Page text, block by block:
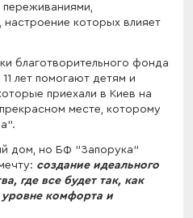
переживаниями,
которых влияет
благотворительного фонда
лет помогают детям и
приехали в Киев на
месте, которому
дом, но БФ "Запорука"
создание идеального
где все будет так, как
комфорта и